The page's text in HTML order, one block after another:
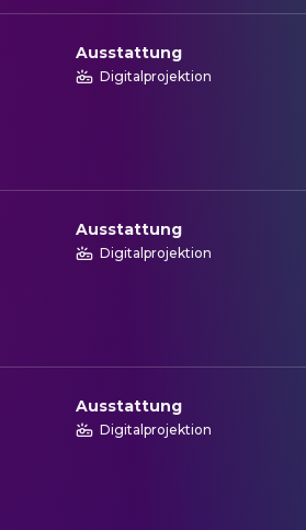
Ausstattung
Digitalprojektion
Ausstattung
Digitalprojektion
Ausstattung
Digitalprojektion